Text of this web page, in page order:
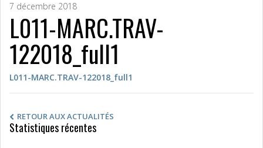
7 décembre 2018
L011-MARC.TRAV-
122018_full1
L011-MARC.TRAV-122018_full1
RETOUR AUX ACTUALITÉS
Statistiques récentes